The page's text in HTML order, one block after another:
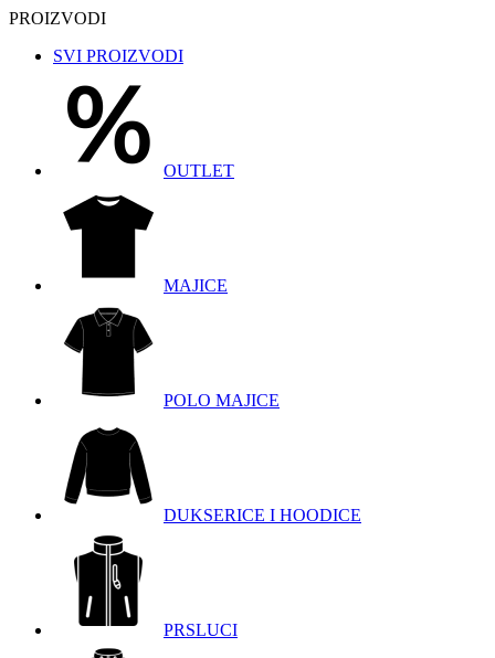
PROIZVODI
SVI PROIZVODI
OUTLET
MAJICE
POLO MAJICE
DUKSERICE I HOODICE
PRSLUCI